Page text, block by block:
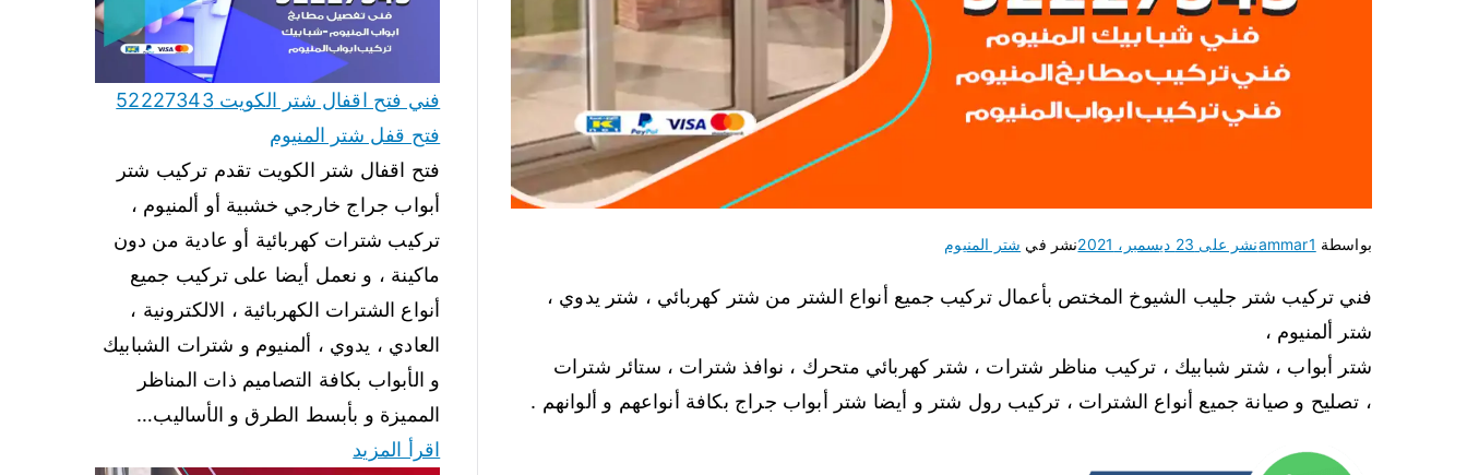
بواسطة ammar1نشر على 23 ديسمبر، 2021 نشر في شتر المنيوم
فني تركيب شتر جليب الشيوخ المختص بأعمال تركيب جميع أنواع الشتر من شتر كهربائي ، شتر يدوي ،
شتر ألمنيوم ،
شتر أبواب ، شتر شبابيك ، تركيب مناظر شترات ، شتر كهربائي متحرك ، نوافذ شترات ، ستائر شترات
، تصليح و صيانة جميع أنواع الشترات ، تركيب رول شتر و أيضا شتر أبواب جراج بكافة أنواعهم و ألوانهم .
فني فتح اقفال شتر الكويت 52227343
فتح قفل شتر المنيوم
فتح اقفال شتر الكويت تقدم تركيب شتر
أبواب جراج خارجي خشبية أو ألمنيوم ،
تركيب شترات كهربائية أو عادية من دون
ماكينة ، و نعمل أيضا على تركيب جميع
أنواع الشترات الكهربائية ، الالكترونية ،
العادي ، يدوي ، ألمنيوم و شترات الشبابيك
و الأبواب بكافة التصاميم ذات المناظر
المميزة و بأبسط الطرق و الأساليب…
اقرأ المزيد